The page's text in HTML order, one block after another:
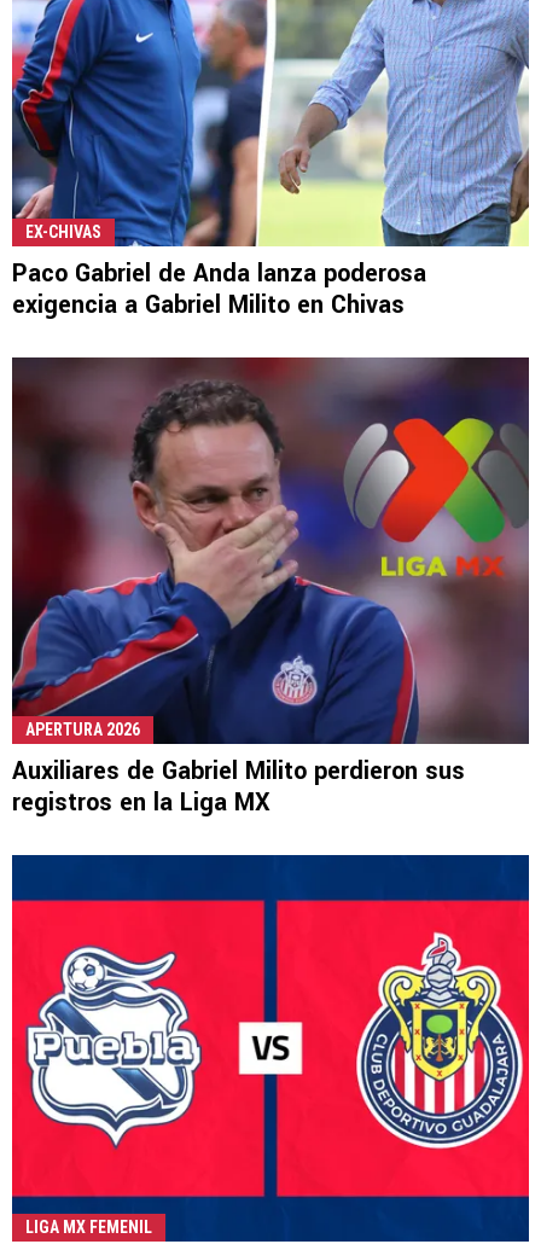
EX-CHIVAS
Paco Gabriel de Anda lanza poderosa
exigencia a Gabriel Milito en Chivas
APERTURA 2026
Auxiliares de Gabriel Milito perdieron sus
registros en la Liga MX
LIGA MX FEMENIL